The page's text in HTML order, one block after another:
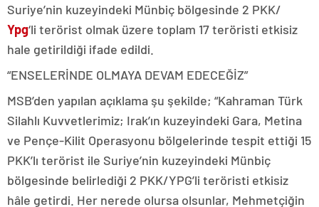
Suriye’nin kuzeyindeki Münbiç bölgesinde 2 PKK/
Ypg‘li terörist olmak üzere toplam 17 teröristi etkisiz
hale getirildiği ifade edildi.
“ENSELERİNDE OLMAYA DEVAM EDECEĞİZ”
MSB’den yapılan açıklama şu şekilde; “Kahraman Türk
Silahlı Kuvvetlerimiz; Irak’ın kuzeyindeki Gara, Metina
ve Pençe-Kilit Operasyonu bölgelerinde tespit ettiği 15
PKK’lı terörist ile Suriye’nin kuzeyindeki Münbiç
bölgesinde belirlediği 2 PKK/YPG’li teröristi etkisiz
hâle getirdi. Her nerede olursa olsunlar, Mehmetçiğin